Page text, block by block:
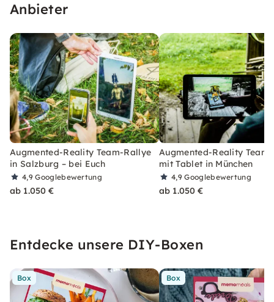
Anbieter
Augmented-Reality Team-Rallye
in Salzburg – bei Euch
4,9Googlebewertung
ab 1.050 €
Augmented-Reality
mit Tablet in München
4,9Googlebewertung
ab 1.050 €
Entdecke unsere DIY-Boxen
Box Box